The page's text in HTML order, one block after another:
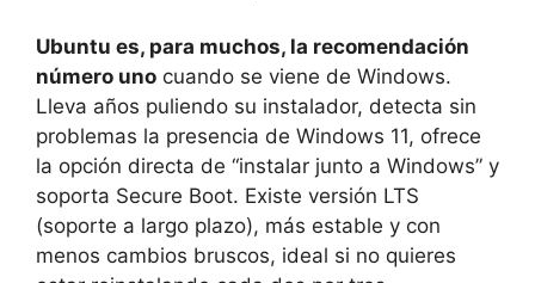
Ubuntu es, para muchos, la recomendación
número uno cuando se viene de Windows.
Lleva años puliendo su instalador, detecta sin
problemas la presencia de Windows 11, ofrece
la opción directa de “instalar junto a Windows” y
soporta Secure Boot. Existe versión LTS
(soporte a largo plazo), más estable y con
menos cambios bruscos, ideal si no quieres